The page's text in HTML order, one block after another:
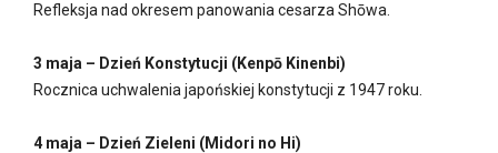
Refleksja nad okresem panowania cesarza Shōwa.
3 maja – Dzień Konstytucji (Kenpō Kinenbi)
Rocznica uchwalenia japońskiej konstytucji z 1947 roku.
4 maja – Dzień Zieleni (Midori no Hi)